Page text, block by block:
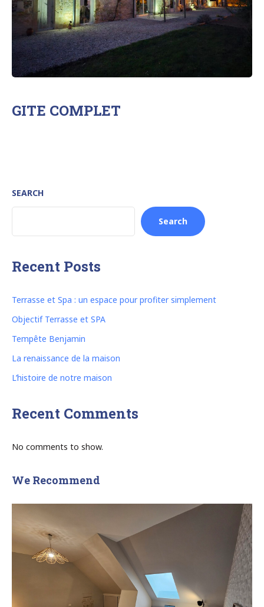
GITE COMPLET
SEARCH
Search
Recent Posts
Terrasse et Spa : un espace pour profiter simplement
Objectif Terrasse et SPA
Tempête Benjamin
La renaissance de la maison
L’histoire de notre maison
Recent Comments
No comments to show.
We Recommend